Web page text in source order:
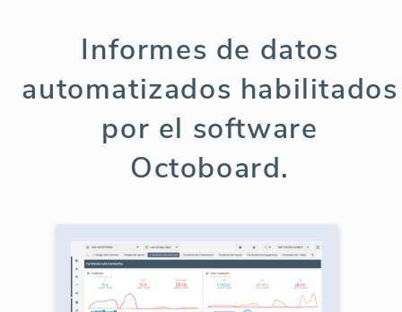
Informes de datos
automatizados habilitados
por el software
Octoboard.